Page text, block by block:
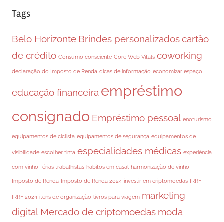
Tags
Belo Horizonte Brindes personalizadoscartão
de crédito Consumo consciente Core Web Vitals coworking
declaração do Imposto de Renda dicas de informação economizar espaço
educação financeira empréstimo
consignado Empréstimo pessoal enoturismo
equipamentos de ciclista equipamentos de segurança equipamentos de
visibilidade escolher tinta especialidades médicas experiência
com vinho férias trabalhistas habitos em casal harmonização de vinho
Imposto de Renda Imposto de Renda 2024 investir em criptomoedas IRRF
IRRF 2024 itens de organização livros para viagem marketing
digital Mercado de criptomoedas moda